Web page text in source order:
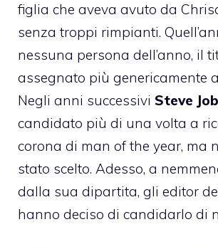
figlia che aveva avuto da
senza troppi rimpianti.
nessuna persona dell’anno, il
assegnato più genericamente
Negli anni successivi Steve
candidato più di una volta a
corona di man of the year, ma
stato scelto. Adesso, a
dalla sua dipartita, gli editor
hanno deciso di candidarlo di